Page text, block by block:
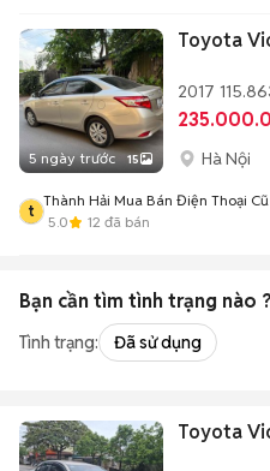
5 ngày trước 15
Toyota
2017
Hà Nội
t
Thành Hải Mua Bán Điện Thoại Cũ
5.0
12 đã bán
Bạn cần tìm tình trạng nào ?
Tình trạng: Đã sử dụng
Toyota